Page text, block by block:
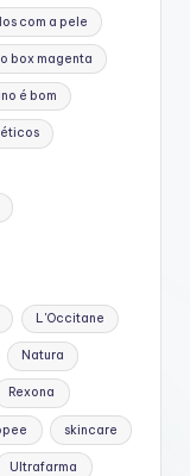
com a pele
box magenta
é bom
L'Occitane
Natura
Rexona
skincare
Ultrafarma